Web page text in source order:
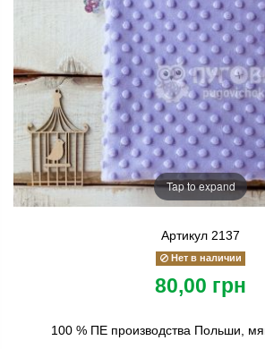
Tap to expand
Артикул 2137
Нет в наличии
80,00 грн
100 % ПЕ производства Польши,